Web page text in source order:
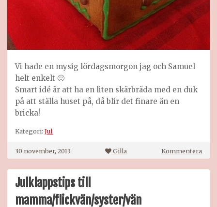
Vi hade en mysig lördagsmorgon jag och Samuel
helt enkelt 🙂
Smart idé är att ha en liten skärbräda med en duk
på att ställa huset på, då blir det finare än en
bricka!
Kategori: Jul
30 november, 2013 Gilla Kommenterapå
Julklappstips till
mamma/flickvän/syster/vän